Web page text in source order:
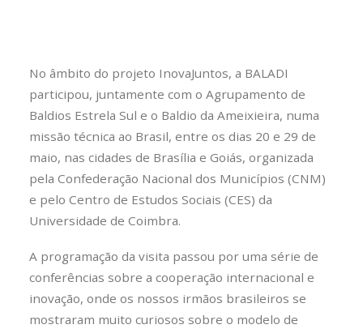
No âmbito do projeto InovaJuntos, a BALADI
participou, juntamente com o Agrupamento de
Baldios Estrela Sul e o Baldio da Ameixieira, numa
missão técnica ao Brasil, entre os dias 20 e 29 de
maio, nas cidades de Brasília e Goiás, organizada
pela Confederação Nacional dos Municípios (CNM)
e pelo Centro de Estudos Sociais (CES) da
Universidade de Coimbra.
A programação da visita passou por uma série de
conferências sobre a cooperação internacional e
inovação, onde os nossos irmãos brasileiros se
mostraram muito curiosos sobre o modelo de